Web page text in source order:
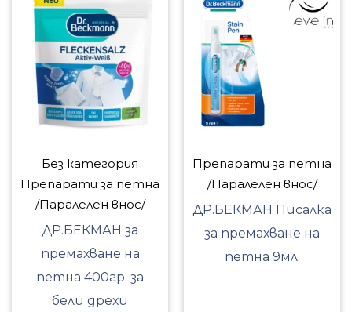
Без категория
Препарати за петна
/Паралелен внос/
ДР.БЕКМАН за
премахване на
петна 400гр. за
бели дрехи
Препарати за петна
/Паралелен внос/
ДР.БЕКМАН Писалка
за премахване на
петна 9мл.